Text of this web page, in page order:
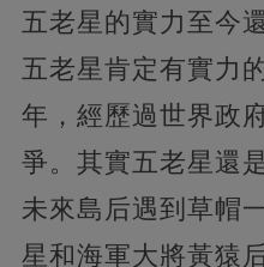
五老星的實力至今
五老星肯定有實力
年，經歷過世界政
爭。其實五老星還
未來島后遇到草帽
星和海軍大將黃猿